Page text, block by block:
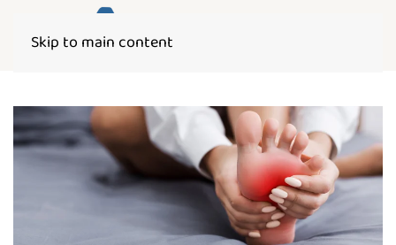
Skip to main content